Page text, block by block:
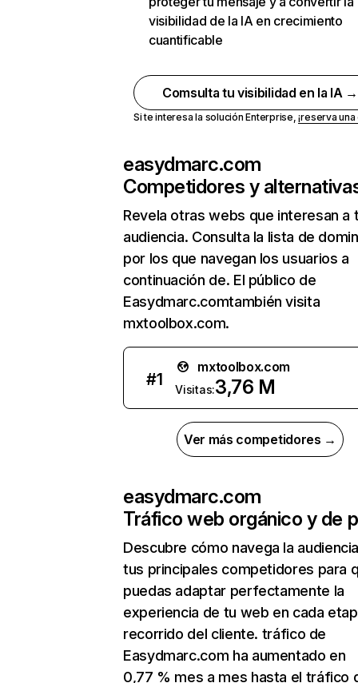
visibilidad de la IA en crecimiento
cuantificable
Comsulta tu visibilidad en la IA →
Si te interesa la solución Enterprise,¡reserva
easydmarc.com
Competidores y
Revela otras webs que interesan a
audiencia. Consulta la lista de
por los que navegan los usuarios a
continuación de. El público de
Easydmarc.comtambién visita
mxtoolbox.com.
#1
mxtoolbox.com
Visitas:3,76 M
Ver más competidores →
easydmarc.com
Tráfico web orgánico y de
Descubre cómo navega la
tus principales competidores para
puedas adaptar perfectamente la
experiencia de tu web en cada
recorrido del cliente. tráfico de
Easydmarc.com ha aumentado en
0,77 % mes a mes hasta el tráfico